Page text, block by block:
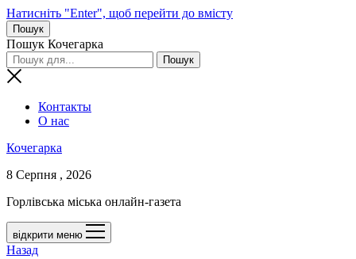
Натисніть "Enter", щоб перейти до вмісту
Пошук
Пошук Кочегарка
Контакты
О нас
Кочегарка
8 Серпня , 2026
Горлівська міська онлайн-газета
відкрити меню
Назад